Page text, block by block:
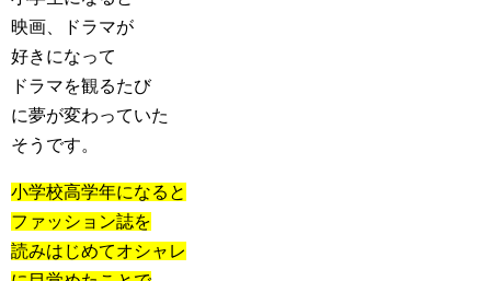
映画、ドラマが
好きになって
ドラマを観るたび
に夢が変わっていた
そうです。
小学校高学年になると
ファッション誌を
読みはじめてオシャレ